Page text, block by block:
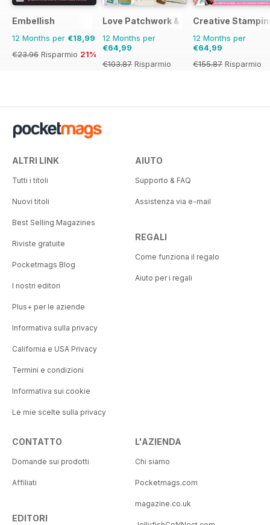
Embellish
12 Months per €18,99
€23.96 Risparmio 21%
Love Patchwork & Quilting
12 Months per
€64,99
€103.87 Risparmio
Creative
12 Months per
€64,99
€155.87 Risparmio
ALTRI LINK
Tutti i titoli
Nuovi titoli
Best Selling Magazines
Riviste gratuite
Pocketmags Blog
I nostri editori
Plus+ per le aziende
Informativa sulla privacy
California e USA Privacy
Termini e condizioni
Informativa sui cookie
Le mie scelte sulla privacy
AIUTO
Supporto & FAQ
Assistenza via e-mail
REGALI
Come funziona il regalo
Aiuto per i regali
CONTATTO
Domande sui prodotti
Affiliati
EDITORI
L'AZIENDA
Chi siamo
Pocketmags.com
magazine.co.uk